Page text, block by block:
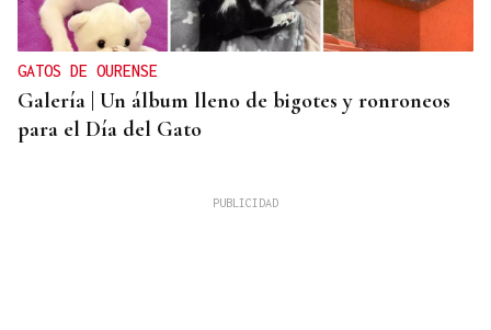
GATOS DE OURENSE
Galería | Un álbum lleno de bigotes y ronroneos
para el Día del Gato